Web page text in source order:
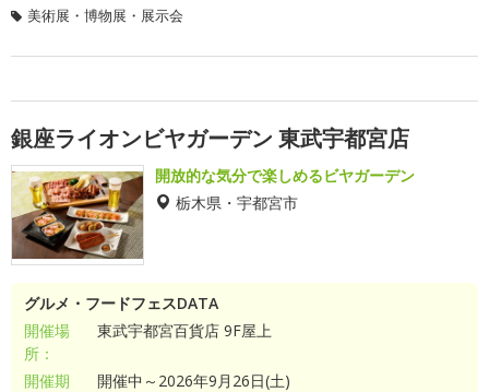
美術展・博物展・展示会
銀座ライオンビヤガーデン 東武宇都宮店
開放的な気分で楽しめるビヤガーデン
栃木県・宇都宮市
グルメ・フードフェスDATA
開催場
所：
東武宇都宮百貨店 9F屋上
開催期
開催中～2026年9月26日(土)